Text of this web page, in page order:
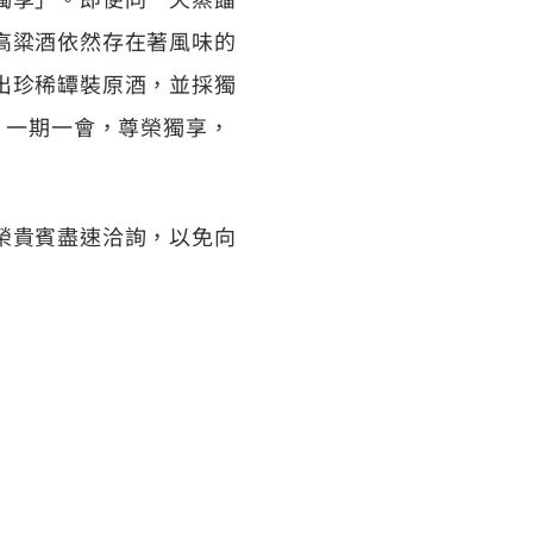
粱酒依然存在著風味的
珍稀罈裝原酒，並採獨
期一會，尊榮獨享，
貴賓盡速洽詢，以免向